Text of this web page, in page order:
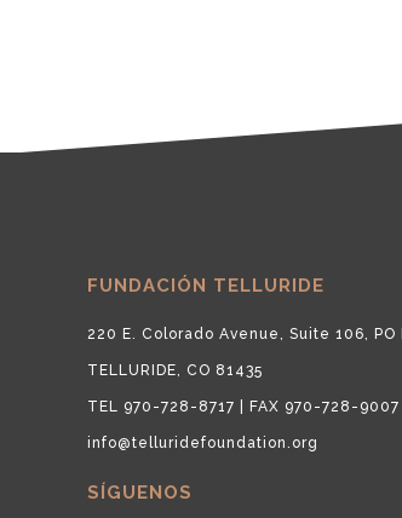
FUNDACIÓN TELLURIDE
220 E. Colorado Avenue, Suite 106, PO
TELLURIDE, CO 81435
TEL 970-728-8717 | FAX 970-728-9007
info@telluridefoundation.org
SÍGUENOS